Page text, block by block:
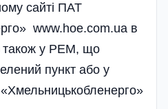
сайті ПАТ
www.hoe.com.ua в
також у РЕМ, що
пункт або у